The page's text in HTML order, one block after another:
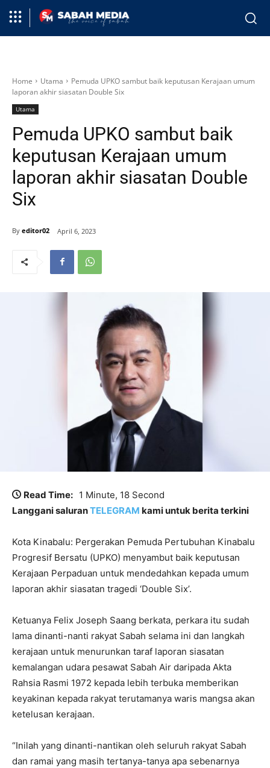
Home Utama
Pemuda UPKO sambut baik keputusan Kerajaan umum
laporan akhir siasatan Double Six
Utama
Pemuda UPKO sambut baik
keputusan Kerajaan umum
laporan akhir siasatan Double
Six
By editor02 April 6, 2023
Read Time: 1 Minute, 18 Second
Langgani saluranTELEGRAM kami untuk berita terkini
Kota Kinabalu: Pergerakan Pemuda Pertubuhan Kinabalu
Progresif Bersatu (UPKO) menyambut baik keputusan
Kerajaan Perpaduan untuk mendedahkan kepada umum
laporan akhir siasatan tragedi ‘Double Six’.
Ketuanya Felix Joseph Saang berkata, perkara itu sudah
lama dinanti-nanti rakyat Sabah selama ini dan langkah
kerajaan untuk menurunkan taraf laporan siasatan
kemalangan udara pesawat Sabah Air daripada Akta
Rahsia Rasmi 1972 kepada lebih terbuka memberikan
keyakinan kepada rakyat terutamanya waris mangsa akan
ketelusan kerajaan.
“Inilah yang dinanti-nantikan oleh seluruh rakyat Sabah
dan ramai yang masih tertanya-tanya apa sebenarnya